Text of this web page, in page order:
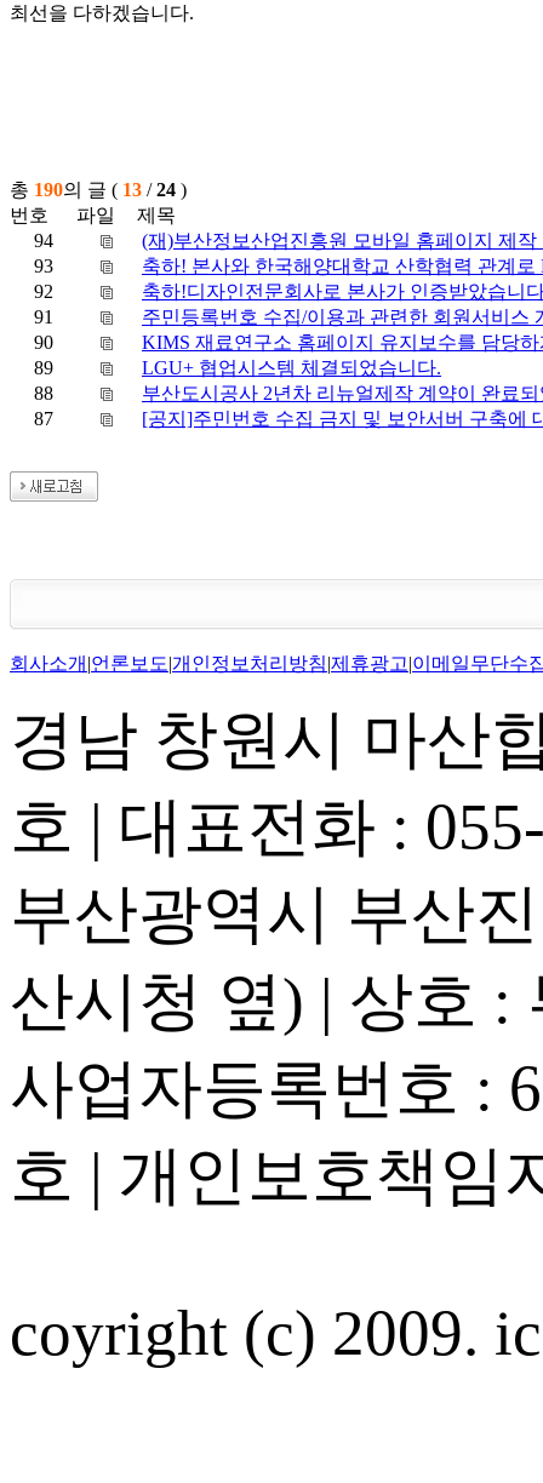
최선을 다하겠습니다.
총 190의 글 ( 13 /24 )
번호
파일
제목
94
(재)부산정보산업진흥원 모바일 홈페이지 제작
93
축하! 본사와 한국해양대학교 산학협력 관계
92
축하!디자인전문회사로 본사가 인증받았습니
91
주민등록번호 수집/이용과 관련한 회원서비스
90
KIMS 재료연구소 홈페이지 유지보수를 담당
89
LGU+ 협업시스템 체결되었습니다.
88
부산도시공사 2년차 리뉴얼제작 계약이 완료
87
[공지]주민번호 수집 금지 및 보안서버 구축에
회사소개 |언론보도|개인정보처리방침|제휴광고|이메일무단수
경남 창원시 마산
호 | 대표전화 :
부산광역시 부산
산시청 옆) | 상호 :
사업자등록번호 :
호 | 개인보호책임
coyright (c) 2009.